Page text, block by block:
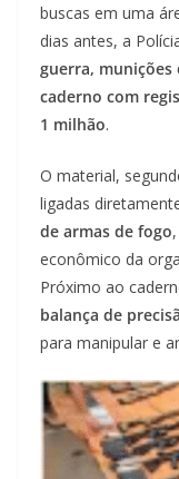
buscas em uma
dias antes, a
guerra, munições
caderno com
1 milhão.
O material,
ligadas
de armas de fogo
econômico da
Próximo ao
balança de
para manipular e